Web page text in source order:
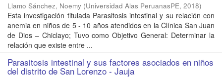
Llamo Sánchez, Noemy (Universidad Alas PeruanasPE, 2018)
Esta investigación titulada Parasitosis intestinal y su relación con
anemia en niños de 5 - 10 años atendidos en la Clínica San Juan
de Dios – Chiclayo; Tuvo como Objetivo General: Determinar la
relación que existe entre ...
Parasitosis intestinal y sus factores asociados en niños
del distrito de San Lorenzo - Jauja